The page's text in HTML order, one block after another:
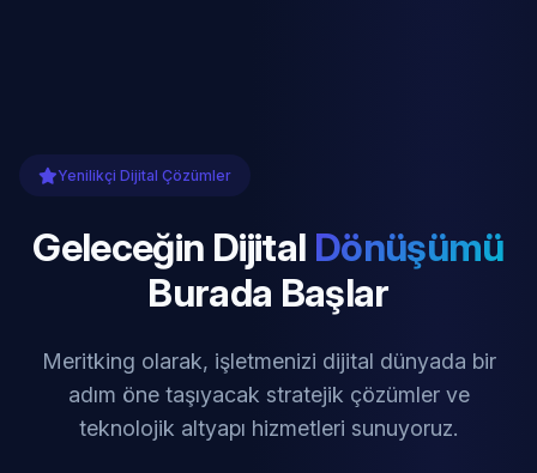
Yenilikçi Dijital Çözümler
Geleceğin Dijital Dönüşümü
Burada Başlar
Meritking olarak, işletmenizi dijital dünyada bir
adım öne taşıyacak stratejik çözümler ve
teknolojik altyapı hizmetleri sunuyoruz.